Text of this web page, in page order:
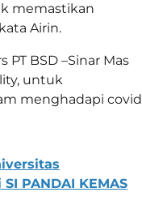
memastikan
Airin.
PT BSD –Sinar Mas
untuk
menghadapi covid
PANDAI KEMAS